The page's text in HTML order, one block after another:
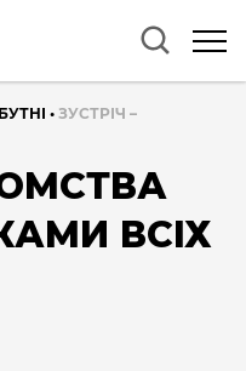
• ЗУСТРІЧ –
ВСІХ